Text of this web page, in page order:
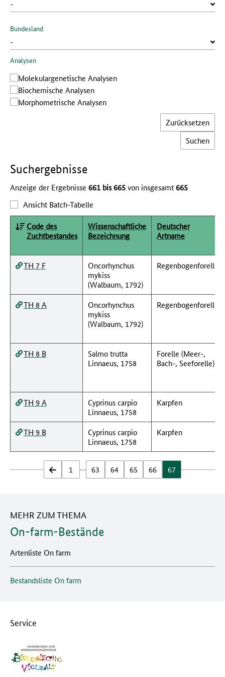
Bundesland
Analysen
Molekular­genetische Analysen
Bio­chemische Analysen
Morphometrische Analysen
Zurücksetzen
Such­ergebnisse
Anzeige der Ergebnisse 661 bis 665von insgesamt665
Ansicht Batch-Tabelle
Code des
Zuchtbestandes
Wissenschaftliche
Bezeichnung
Deutscher
Artname
TH 7 F
Oncorhynchus
mykiss
(Walbaum, 1792)
Regenbogenforelle
TH 8 A
Oncorhynchus
mykiss
(Walbaum, 1792)
Regenbogenforelle
TH 8 B
Salmo trutta
Linnaeus, 1758
Forelle (Meer-,
Bach-, Seeforelle)
TH 9 A
Cyprinus carpio
Linnaeus, 1758
Karpfen
TH 9 B
Cyprinus carpio
Linnaeus, 1758
Karpfen
zurück
1 … 63 64 65 66 67
MEHR ZUM THEMA
On-farm-Bestände
Artenliste On farm
Bestandsliste On farm
Service